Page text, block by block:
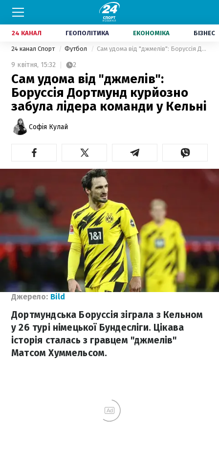
24 КАНАЛ ГЕОПОЛІТИКА ЕКОНОМІКА БІЗНЕС
24 канал Спорт Футбол Сам удома від "джмелів": Боруссія Дортмунд курйозно забула лідера команди у Кельні
9 квітня, 15:32 2
Сам удома від "джмелів":
Боруссія Дортмунд курйозно
забула лідера команди у Кельні
Софія Кулай
Джерело: Bild
Дортмундська Боруссія зіграла з Кельном
у 26 турі німецької Бундесліги. Цікава
історія сталась з гравцем "джмелів"
Матсом Хуммельсом.
Ad